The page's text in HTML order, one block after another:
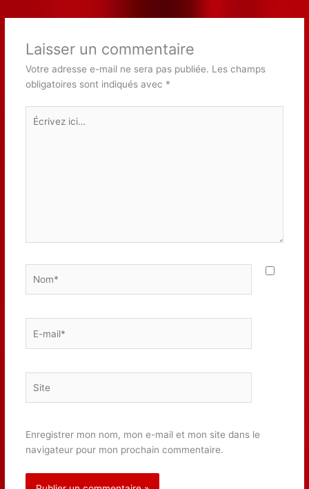
Laisser un commentaire
Votre adresse e-mail ne sera pas publiée. Les champs
obligatoires sont indiqués avec *
Écrivez
ici…
mail*
Enregistrer mon nom, mon e-mail et mon site dans le
navigateur pour mon prochain commentaire.